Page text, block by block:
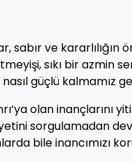
sabır ve kararlılığın
sıkı bir azmin
güçlü kalmamız
olan inançlarını
sorgulamadan
bile inancımızı